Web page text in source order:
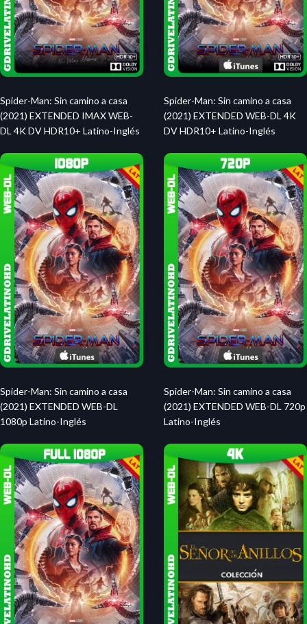
Spider-Man: Sin camino a casa
(2021) EXTENDED IMAX WEB-
DL 4K DV HDR10+ Latino-Inglés
Spider-Man: Sin camino a casa
(2021) EXTENDED WEB-DL 4K
DV HDR10+ Latino-Inglés
Spider-Man: Sin camino a casa
(2021) EXTENDED WEB-DL
1080p Latino-Inglés
Spider-Man: Sin camino a casa
(2021) EXTENDED WEB-DL 720p
Latino-Inglés